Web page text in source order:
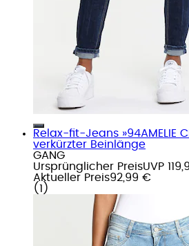
Relax-fit-Jeans »94AMELIE
verkürzter Beinlänge
GANG
Ursprünglicher PreisUVP
Aktueller Preis92,99 €
( 1 )